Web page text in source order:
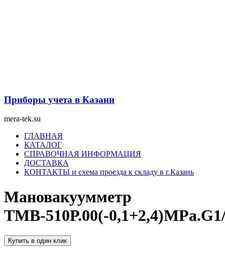
Приборы учета в Казани
mera-tek.su
МенюГЛАВНАЯ
КАТАЛОГ
СПРАВОЧНАЯ ИНФОРМАЦИЯ
ДОСТАВКА
КОНТАКТЫ и схема проезда к складу в г.Казань
Мановакуумметр
ТМВ-510Р.00(-
Купить в один клик